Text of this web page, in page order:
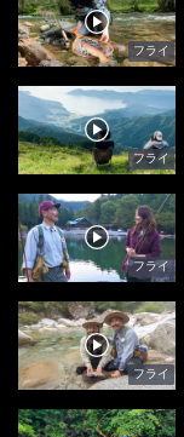
フライ
フライ
フライ
フライ